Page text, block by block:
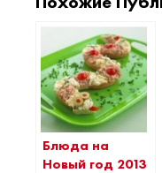
Блюда на
Новый год 2013